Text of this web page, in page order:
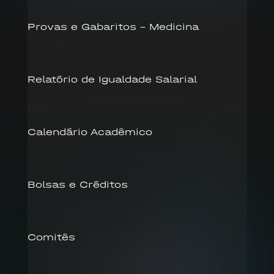
Provas e Gabaritos – Medicina
Relatório de Igualdade Salarial
Calendário Acadêmico
Bolsas e Créditos
Comitês